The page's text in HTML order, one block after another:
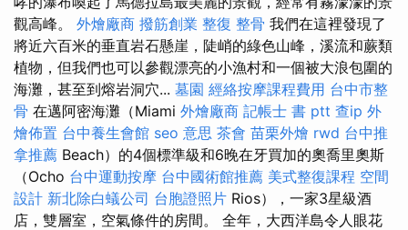
觀高峰。 外燴廠商 撥筋創業 整復 整骨 我們在這裡發現了
將近六百米的垂直岩石懸崖，陡峭的綠色山峰，溪流和蕨類
植物，但我們也可以參觀漂亮的小漁村和一個被大浪包圍的
海灘，甚至到熔岩洞穴... 墓園 經絡按摩課程費用 台中市整
骨 在邁阿密海灘（Miami 外燴廠商 記帳士 書 ptt 查ip 外
燴佈置 台中養生會館 seo 意思 茶會 苗栗外燴 rwd 台中推
拿推薦 Beach）的4個標準級和6晚在牙買加的奧喬里奧斯
（Ocho 台中運動按摩 台中國術館推薦 美式整復課程 空間
設計 新北除白蟻公司 台胞證照片 Rios），一家3星級酒
店，雙層室，空氣條件的房間。 全年，大西洋島令人眼花